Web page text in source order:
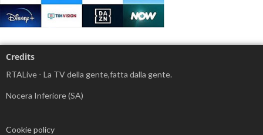
Credits
RTALive - La TV della gente,fatta dalla gente.
Nocera Inferiore (SA)
Cookie policy